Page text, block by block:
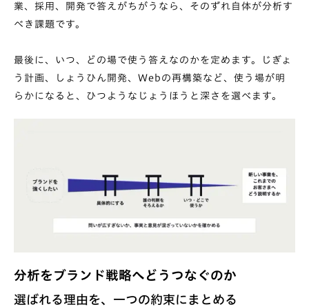
業、採用、開発で答えがちがうなら、そのずれ自体が分析す
べき課題です。
最後に、いつ、どの場で使う答えなのかを定めます。じぎょ
う計画、しょうひん開発、Webの再構築など、使う場が明
らかになると、ひつようなじょうほうと深さを選べます。
分析をブランド戦略へどうつなぐのか
選ばれる理由を、一つの約束にまとめる